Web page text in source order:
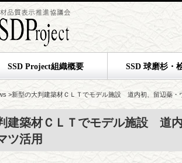
SSD Project組織概要 SSD 球磨杉・
>新型の大判建築材ＣＬＴでモデル施設 道内初、留辺蘂
建築材ＣＬＴでモデル施設 道
ツ活用